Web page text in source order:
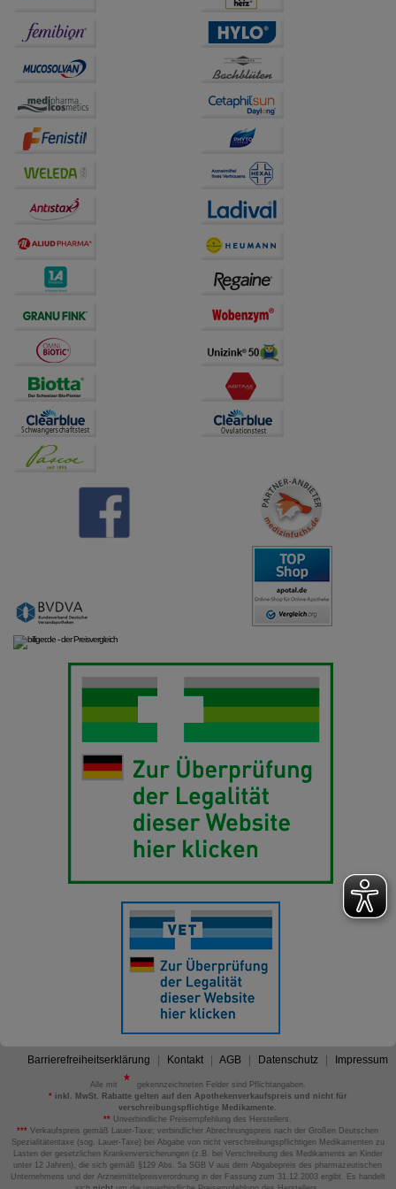
Informationen über die Art und Weise der Nutzung
unserer Website sammeln, mit deren Hilfe wir unsere
Website weiter für Sie optimieren können, den Inhalt
auf unserer Website aber auch die Werbung auf
Drittseiten möglichst relevant für Sie zu gestalten.
Bitte beachten Sie, dass Daten hierfür teilweise an
Dritte wie z.B. Google oder soziale Medien
Barrierefreiheitserklärung Kontakt AGB Datenschutz Impressum
Alle mit
gekennzeichneten Felder sind Pflichtangaben.
*inkl. MwSt. Rabatte gelten auf den Apothekenverkaufspreis und nicht für
verschreibungspflichtige Medikamente.
** Unverbindliche Preisempfehlung des Herstellers.
*** Verkaufspreis gemäß Lauer-Taxe; verbindlicher Abrechnungspreis nach der Großen Deutschen
Spezialitätentaxe (sog. Lauer-Taxe) bei Abgabe von nicht verschreibungspflichtigen Medikamenten zu
Lasten der gesetzlichen Krankenversicherungen (z.B. bei Verschreibung des Medikaments an Kinder
unter 12 Jahren), die sich gemäß §129 Abs. 5a SGB V aus dem Abgabepreis des pharmazeutischen
Unternehmens und der Arzneimittelpreisverordnung in der Fassung zum 31.12.2003 ergibt. Es handelt